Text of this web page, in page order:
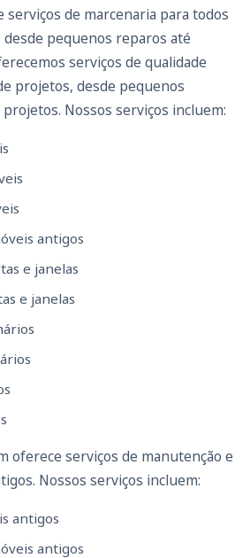
serviços de marcenaria para todos
pequenos reparos até
serviços de qualidade
projetos, desde pequenos
Nossos serviços incluem:
antigos
e janelas
e janelas
oferece serviços de manutenção e
Nossos serviços incluem:
antigos
antigos